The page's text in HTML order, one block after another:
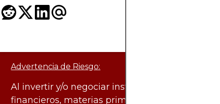
Advertencia de Riesgo:
Al invertir y/o negociar instrumentos
financieros, materias primas y otros activos,